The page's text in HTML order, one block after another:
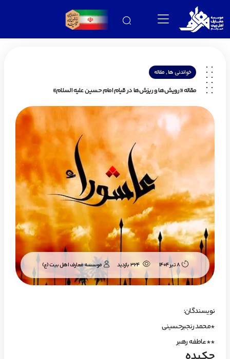
خواندنی ها,مقاله
مقاله «رویش‌ها و ریزش‌ها در قیام امام حسین علیه السلام»
8 تیر 1404 324 بازدید موسسه معارف اهل بیت (ع)
نویسندگان:
*محمد رنجبرحسینی
**عاطفه رهبر